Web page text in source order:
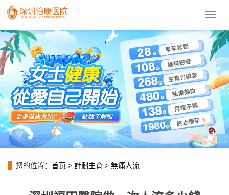
導
菜
單
您的位置： 首页 > 計劃生育 > 無痛人流